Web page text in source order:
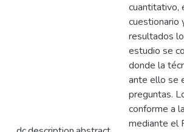
cuantitativo,
cuestionario
resultados
estudio se
donde la
ante ello se
preguntas.
conforme a
mediante el